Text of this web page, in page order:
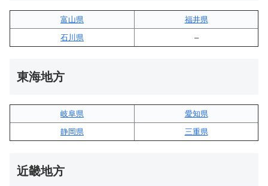
富山県
福井県
石川県
–
東海地方
岐阜県
愛知県
静岡県
三重県
近畿地方